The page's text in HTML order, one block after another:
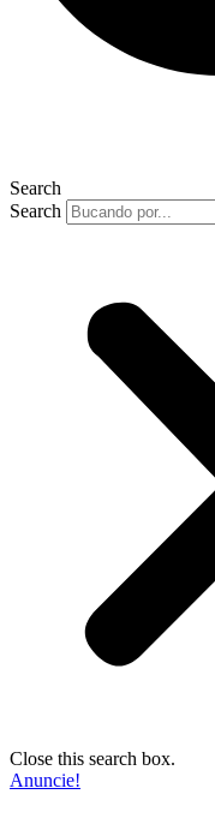
Search
Search
Close this search box.
Anuncie!